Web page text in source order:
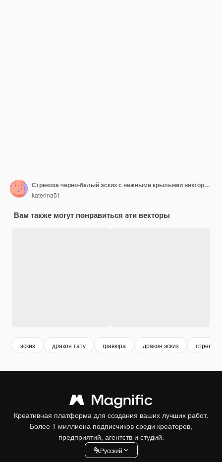
Стрекоза черно-белый эскиз с нежными крыльями векторные иллюстрации черно-белый эскиз
katerina51
Вам также могут понравиться эти векторы
эскиз дракон тату гравюра дракон эскиз стрекоза
Креативная платформа для создания ваших лучших работ.
Более 1 миллиона подписчиков среди креаторов,
предприятий, агентств и студий.
Pусский